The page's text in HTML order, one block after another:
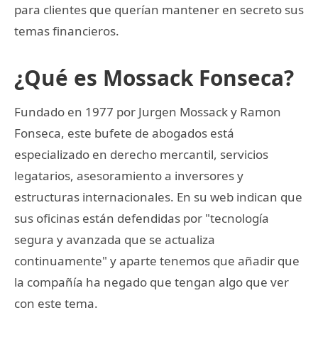
para clientes que querían mantener en secreto sus
temas financieros.
¿Qué es Mossack Fonseca?
Fundado en 1977 por Jurgen Mossack y Ramon
Fonseca, este bufete de abogados está
especializado en derecho mercantil, servicios
legatarios, asesoramiento a inversores y
estructuras internacionales. En su web indican que
sus oficinas están defendidas por "tecnología
segura y avanzada que se actualiza
continuamente" y aparte tenemos que añadir que
la compañía ha negado que tengan algo que ver
con este tema.